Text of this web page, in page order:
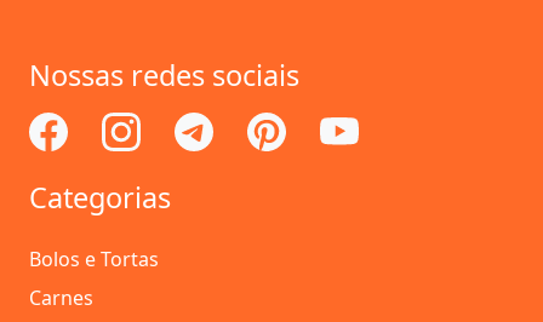
Nossas redes sociais
Categorias
Bolos e Tortas
Carnes